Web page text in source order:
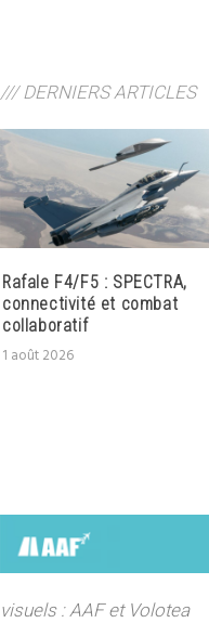
/// DERNIERS ARTICLES
Rafale F4/F5 : SPECTRA,
connectivité et combat
collaboratif
1 août 2026
visuels : AAF et Volotea